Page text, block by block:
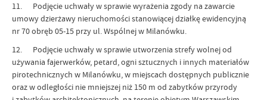
11. Podjęcie uchwały w sprawie wyrażenia zgody na zawarcie
umowy dzierżawy nieruchomości stanowiącej działkę ewidencyjną
nr 70 obręb 05-15 przy ul. Wspólnej w Milanówku.
12. Podjęcie uchwały w sprawie utworzenia strefy wolnej od
używania fajerwerków, petard, ogni sztucznych i innych materiałów
pirotechnicznych w Milanówku, w miejscach dostępnych publicznie
oraz w odległości nie mniejszej niż 150 m od zabytków przyrody